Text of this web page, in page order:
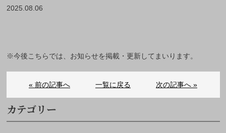
2025.08.06
※今後こちらでは、お知らせを掲載・更新してまいります。
« 前の記事へ 一覧に戻る 次の記事へ »
カテゴリー